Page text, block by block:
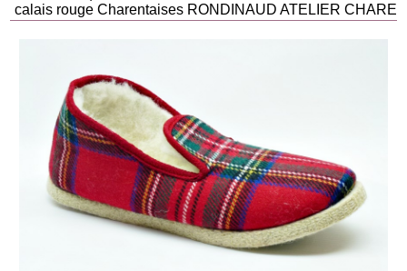
calais rouge Charentaises RONDINAUD ATELIER